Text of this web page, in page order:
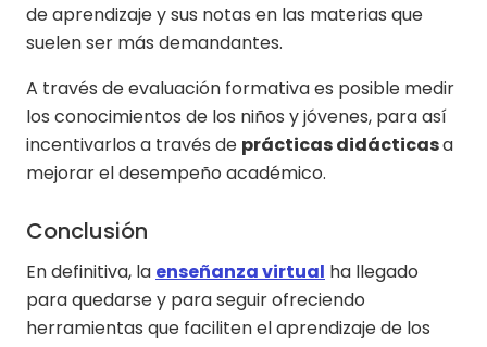
de aprendizaje y sus notas en las materias que
suelen ser más demandantes.
A través de evaluación formativa es posible medir
los conocimientos de los niños y jóvenes, para así
incentivarlos a través de prácticas didácticasa
mejorar el desempeño académico.
Conclusión
En definitiva, la enseñanza virtual ha llegado
para quedarse y para seguir ofreciendo
herramientas que faciliten el aprendizaje de los